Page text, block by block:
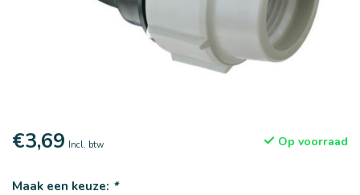
€3,69 Incl. btw Op voorraad
Maak een keuze: *